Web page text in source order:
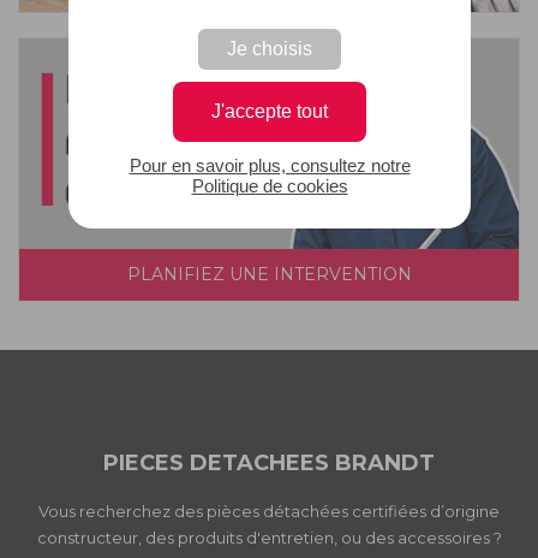
Je choisis
J'accepte tout
Pour en savoir plus, consultez notre
Politique de cookies
PLANIFIEZ UNE INTERVENTION
PIECES DETACHEES BRANDT
Vous recherchez des pièces détachées certifiées d’origine
constructeur, des produits d'entretien, ou des accessoires ?